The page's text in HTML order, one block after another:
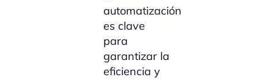
automatización
es clave
para
garantizar la
eficiencia y